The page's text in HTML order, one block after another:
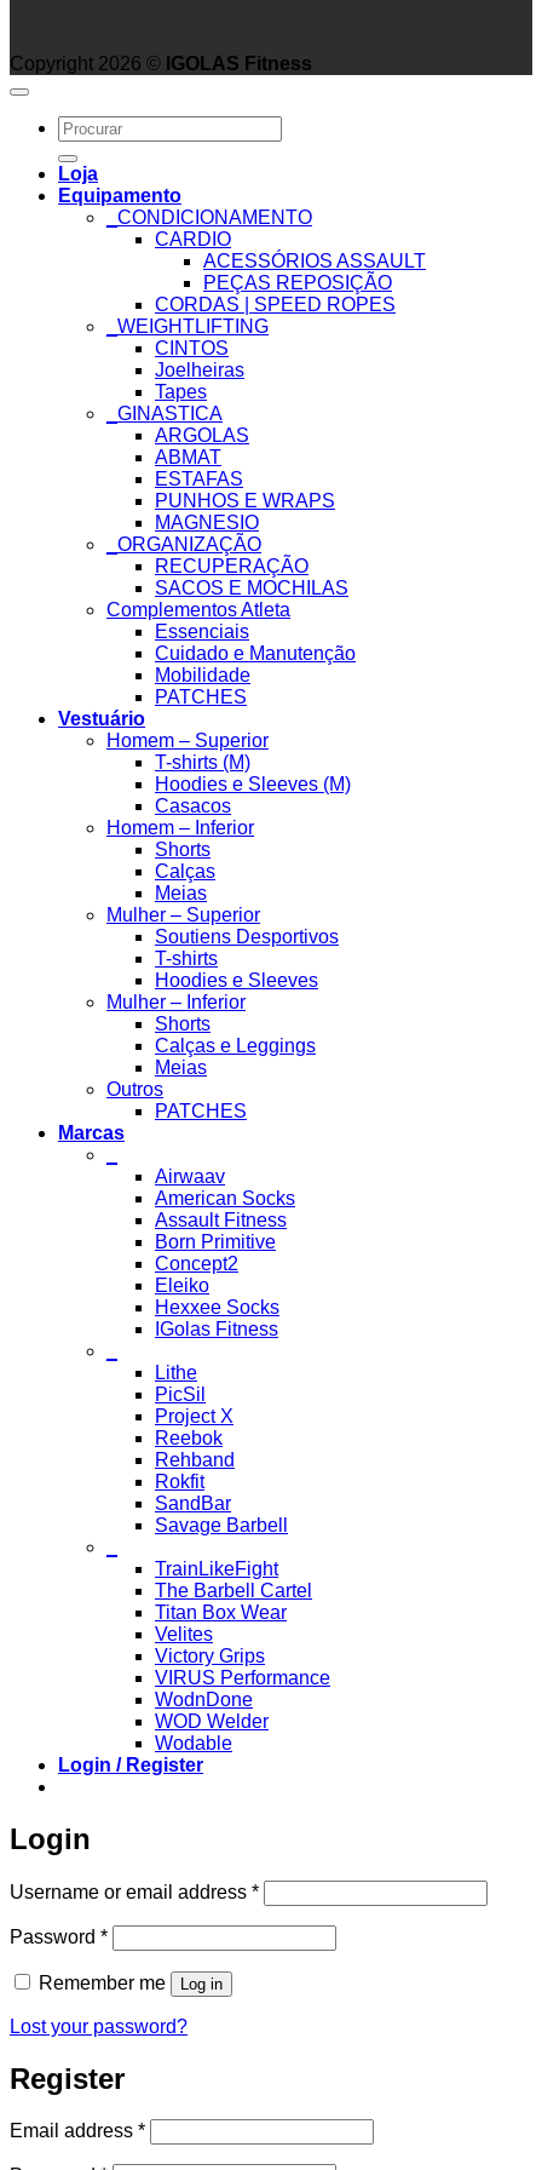
Copyright 2026 © IGOLAS Fitness
Search
for:
Loja
Equipamento
_CONDICIONAMENTO
CARDIO
ACESSÓRIOS ASSAULT
PEÇAS REPOSIÇÃO
CORDAS | SPEED ROPES
_WEIGHTLIFTING
CINTOS
Joelheiras
Tapes
_GINASTICA
ARGOLAS
ABMAT
ESTAFAS
PUNHOS E WRAPS
MAGNESIO
_ORGANIZAÇÃO
RECUPERAÇÃO
SACOS E MOCHILAS
Complementos Atleta
Essenciais
Cuidado e Manutenção
Mobilidade
PATCHES
Vestuário
Homem – Superior
T-shirts (M)
Hoodies e Sleeves (M)
Casacos
Homem – Inferior
Shorts
Calças
Meias
Mulher – Superior
Soutiens Desportivos
T-shirts
Hoodies e Sleeves
Mulher – Inferior
Shorts
Calças e Leggings
Meias
Outros
PATCHES
Marcas
Airwaav
American Socks
Assault Fitness
Born Primitive
Concept2
Eleiko
Hexxee Socks
IGolas Fitness
Lithe
PicSil
Project X
Reebok
Rehband
Rokfit
SandBar
Savage Barbell
TrainLikeFight
The Barbell Cartel
Titan Box Wear
Velites
Victory Grips
VIRUS Performance
WodnDone
WOD Welder
Wodable
Login / Register
Login
Username or email address *Required
Password *Required
Remember me Log in
Lost your password?
Register
Email address *Required